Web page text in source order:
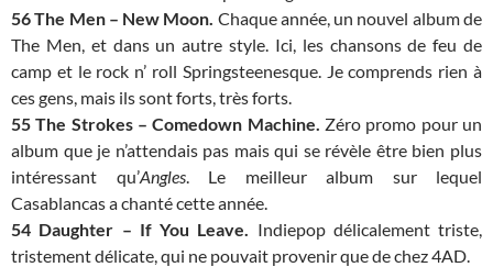
56 The Men – New Moon. Chaque année, un nouvel album de
The Men, et dans un autre style. Ici, les chansons de feu de
camp et le rock n’ roll Springsteenesque. Je comprends rien à
ces gens, mais ils sont forts, très forts.
55 The Strokes – Comedown Machine. Zéro promo pour un
album que je n’attendais pas mais qui se révèle être bien plus
intéressant qu’Angles. Le meilleur album sur lequel
Casablancas a chanté cette année.
54 Daughter – If You Leave. Indiepop délicalement triste,
tristement délicate, qui ne pouvait provenir que de chez 4AD.